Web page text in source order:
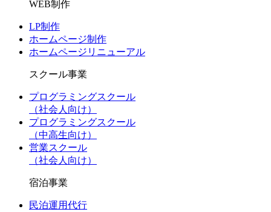
WEB制作
LP制作
ホームページ制作
ホームページリニューアル
スクール事業
プログラミングスクール
（社会人向け）
プログラミングスクール
（中高生向け）
営業スクール
（社会人向け）
宿泊事業
民泊運用代行